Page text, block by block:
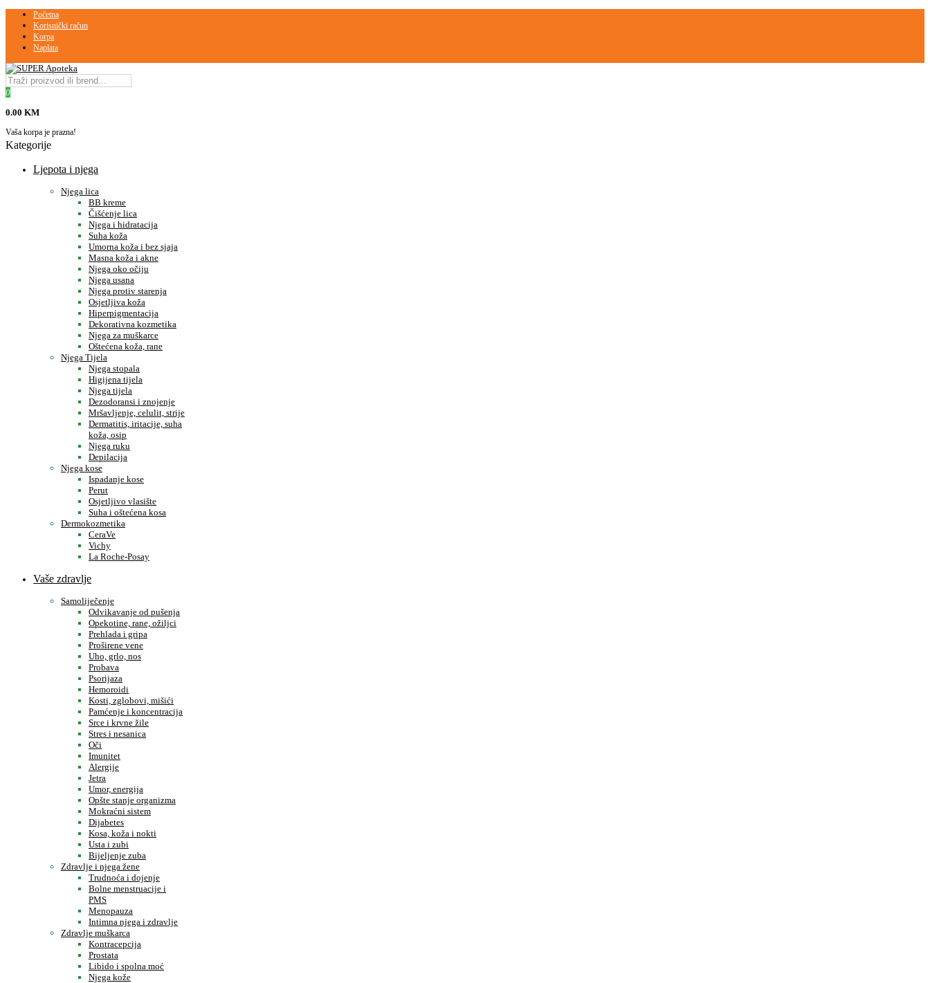
Početna
Korisnički račun
Korpa
Naplata
0
0.00 KM
Vaša korpa je prazna!
Kategorije
Ljepota i njega
Njega lica
BB kreme
Čišćenje lica
Njega i hidratacija
Suha koža
Umorna koža i bez sjaja
Masna koža i akne
Njega oko očiju
Njega usana
Njega protiv starenja
Osjetljiva koža
Hiperpigmentacija
Dekorativna kozmetika
Njega za muškarce
Oštećena koža, rane
Njega Tijela
Njega stopala
Higijena tijela
Njega tijela
Dezodoransi i znojenje
Mršavljenje, celulit, strije
Dermatitis, iritacije, suha
koža, osip
Njega ruku
Depilacija
Njega kose
Ispadanje kose
Perut
Osjetljivo vlasište
Suha i oštećena kosa
Dermokozmetika
CeraVe
Vichy
La Roche-Posay
Vaše zdravlje
Samoliječenje
Odvikavanje od pušenja
Opekotine, rane, ožiljci
Prehlada i gripa
Proširene vene
Uho, grlo, nos
Probava
Psorijaza
Hemoroidi
Kosti, zglobovi, mišići
Pamćenje i koncentracija
Srce i krvne žile
Stres i nesanica
Oči
Imunitet
Alergije
Jetra
Umor, energija
Opšte stanje organizma
Mokraćni sistem
Dijabetes
Kosa, koža i nokti
Usta i zubi
Bijeljenje zuba
Zdravlje i njega žene
Trudnoća i dojenje
Bolne menstruacije i
PMS
Menopauza
Intimna njega i zdravlje
Zdravlje muškarca
Kontracepcija
Prostata
Libido i spolna moć
Njega kože